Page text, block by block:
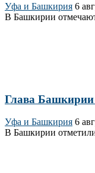
Уфа и Башкирия 6
В Башкирии
Глава Башкирии
Уфа и Башкирия 6
В Башкирии